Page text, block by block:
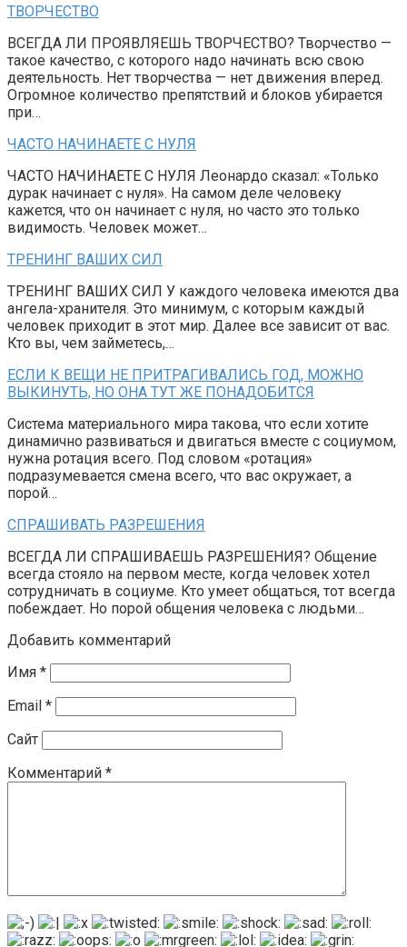
ТВОРЧЕСТВО
ВСЕГДА ЛИ ПРОЯВЛЯЕШЬ ТВОРЧЕСТВО? Творчество —
такое качество, с которого надо начинать всю свою
деятельность. Нет творчества — нет движения вперед.
Огромное количество препятствий и блоков убирается
при…
ЧАСТО НАЧИНАЕТЕ С НУЛЯ
ЧАСТО НАЧИНАЕТЕ С НУЛЯ Леонардо сказал: «Только
дурак начинает с нуля». На самом деле человеку
кажется, что он начинает с нуля, но часто это только
видимость. Человек может…
ТРЕНИНГ ВАШИХ СИЛ
ТРЕНИНГ ВАШИХ СИЛ У каждого человека имеются два
ангела-хранителя. Это минимум, с которым каждый
человек приходит в этот мир. Далее все зависит от вас.
Кто вы, чем займетесь,…
ЕСЛИ К ВЕЩИ НЕ ПРИТРАГИВАЛИСЬ ГОД, МОЖНО
ВЫКИНУТЬ, НО ОНА ТУТ ЖЕ ПОНАДОБИТСЯ
Система материального мира такова, что если хотите
динамично развиваться и двигаться вместе с социумом,
нужна ротация всего. Под словом «ротация»
подразумевается смена всего, что вас окружает, а
порой…
СПРАШИВАТЬ РАЗРЕШЕНИЯ
ВСЕГДА ЛИ СПРАШИВАЕШЬ РАЗРЕШЕНИЯ? Общение
всегда стояло на первом месте, когда человек хотел
сотрудничать в социуме. Кто умеет общаться, тот всегда
побеждает. Но порой общения человека с людьми…
Добавить комментарий
Имя *
Email *
Сайт
Комментарий *